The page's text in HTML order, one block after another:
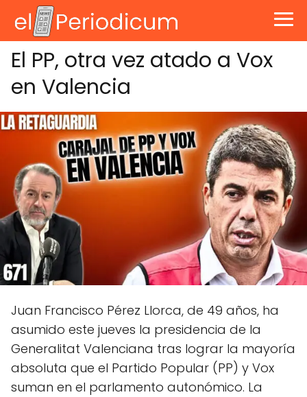
El PP, otra vez atado a Vox
en Valencia
Juan Francisco Pérez Llorca, de 49 años, ha
asumido este jueves la presidencia de la
Generalitat Valenciana tras lograr la mayoría
absoluta que el Partido Popular (PP) y Vox
suman en el parlamento autonómico. La